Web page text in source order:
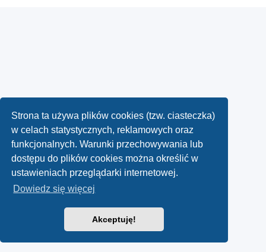
Strona ta używa plików cookies (tzw. ciasteczka)
w celach statystycznych, reklamowych oraz
funkcjonalnych. Warunki przechowywania lub
dostępu do plików cookies można określić w
ustawieniach przeglądarki internetowej.
Dowiedz się więcej
Akceptuję!